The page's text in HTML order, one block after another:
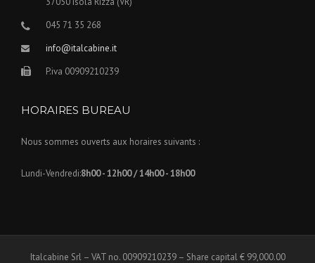
045 71 35 268
info@italcabine.it
P.iva 00909210239
HORAIRES BUREAU
Nous sommes ouverts aux horaires suivants :
Lundi-Vendredi:8h00 - 12h00 / 14h00 - 18h00
Italcabine Srl – VAT no. 00909210239 – Share capital € 99,000.00